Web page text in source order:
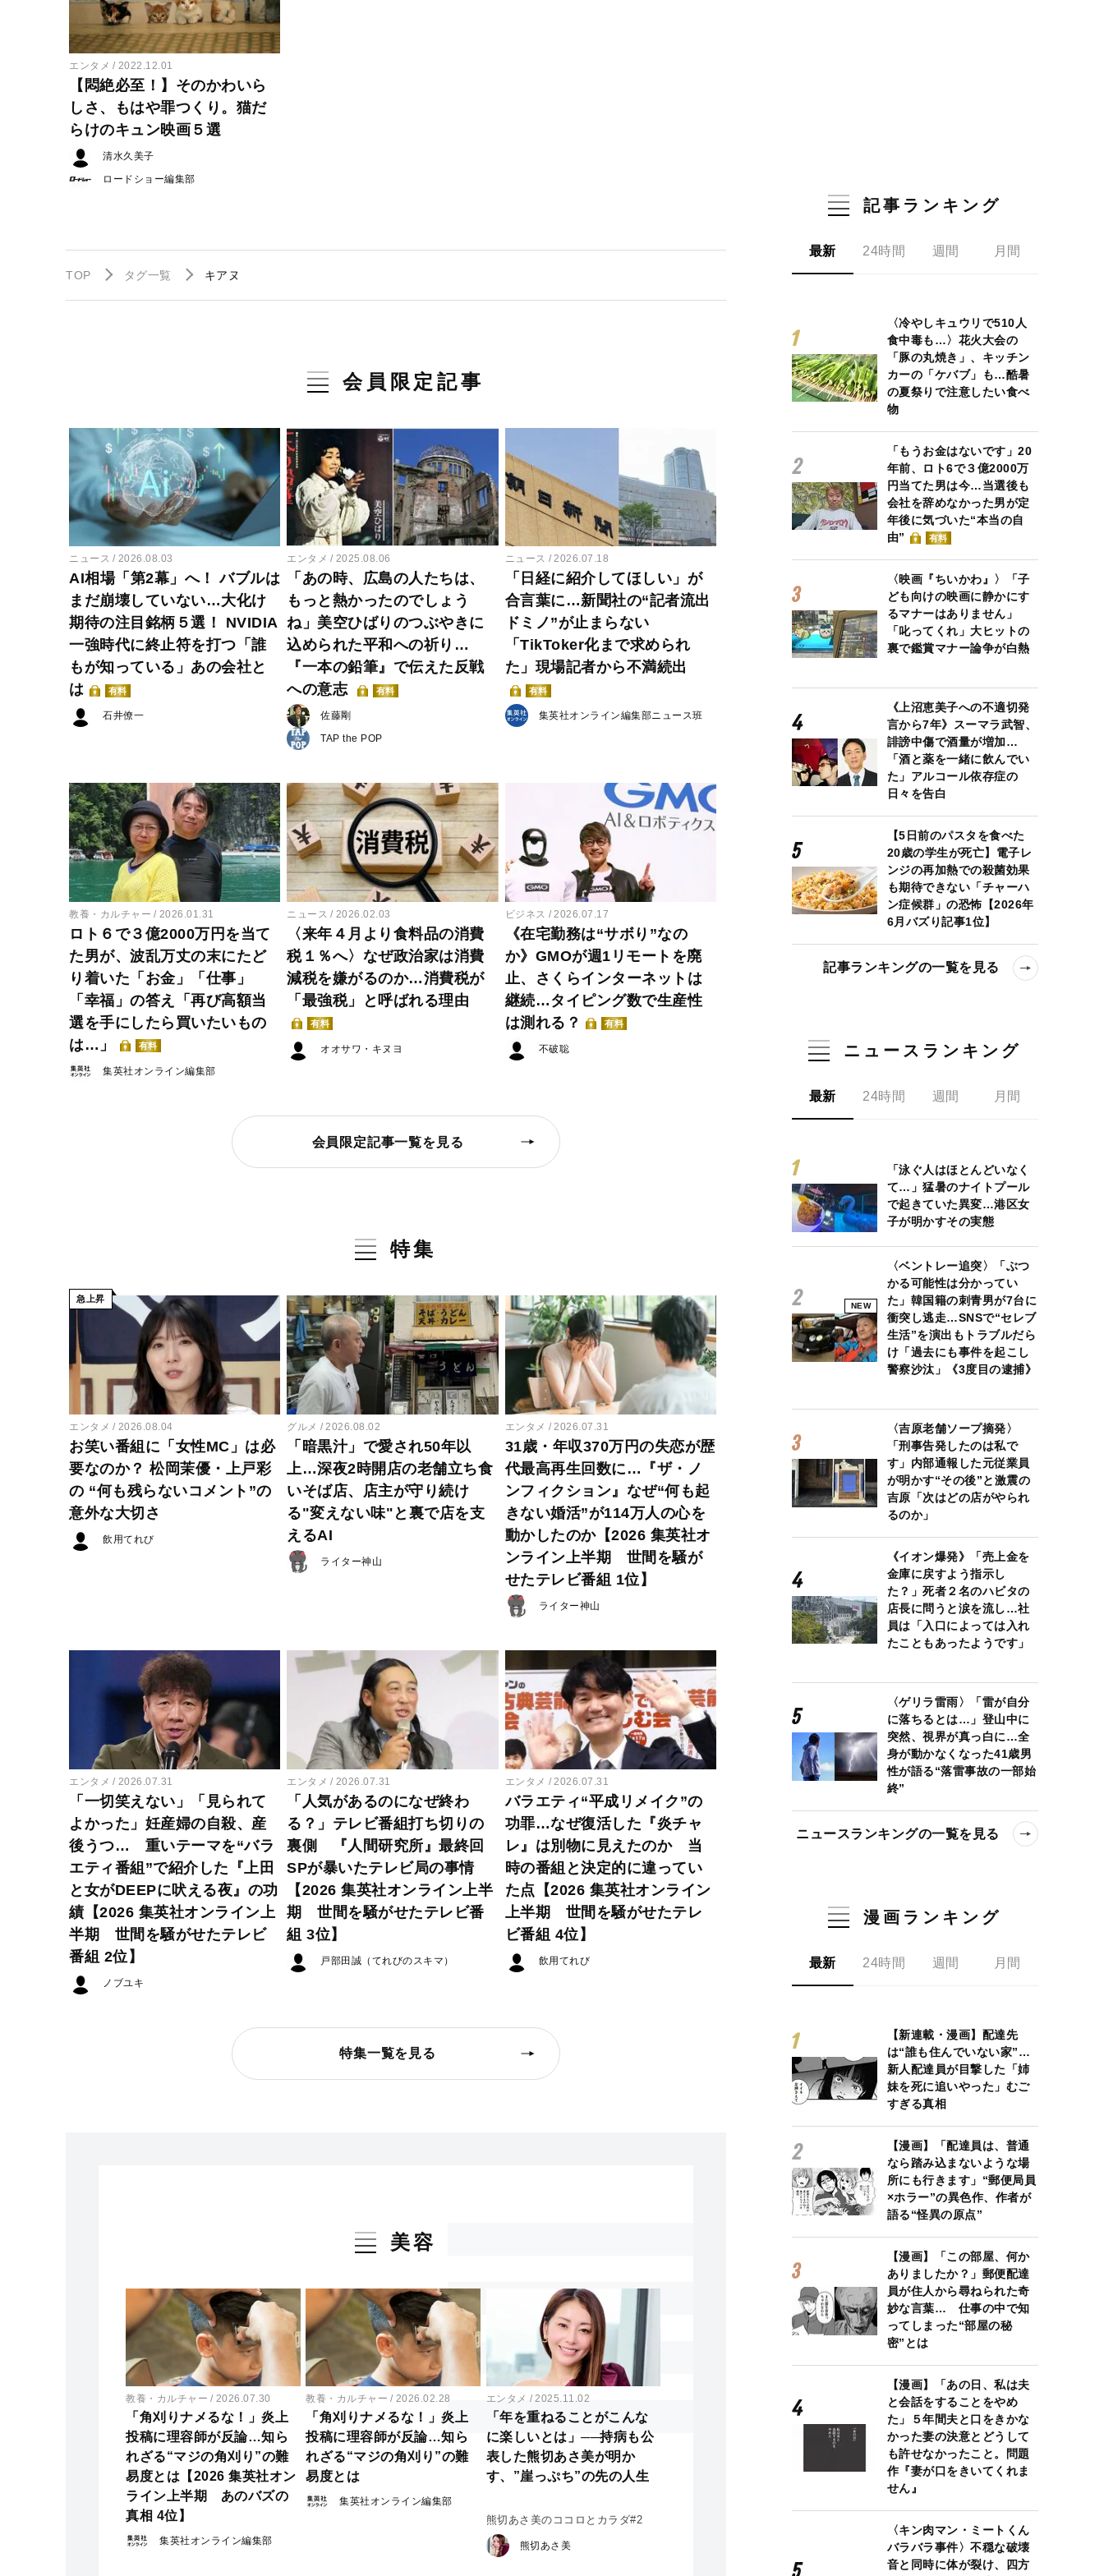
エンタメ 2022.12.01
【悶絶必至！】そのかわいら
しさ、もはや罪つくり。猫だ
らけのキュン映画５選
清水久美子
ロードショー編集部
TOP タグ一覧 キアヌ
会員限定記事
ニュース 2026.08.03
AI相場「第2幕」へ！ バブルは
まだ崩壊していない…大化け
期待の注目銘柄５選！ NVIDIA
一強時代に終止符を打つ「誰
もが知っている」あの会社と
は
有料
石井僚一
エンタメ 2025.08.06
「あの時、広島の人たちは、
もっと熱かったのでしょう
ね」美空ひばりのつぶやきに
込められた平和への祈り…
『一本の鉛筆』で伝えた反戦
への意志
有料
佐藤剛
TAP the POP
ニュース 2026.07.18
「日経に紹介してほしい」が
合言葉に…新聞社の“記者流出
ドミノ”が止まらない
「TikToker化まで求められ
た」現場記者から不満続出
有料
集英社オンライン編集部ニュース班
教養・カルチャー 2026.01.31
ロト６で３億2000万円を当て
た男が、波乱万丈の末にたど
り着いた「お金」「仕事」
「幸福」の答え「再び高額当
選を手にしたら買いたいもの
は…」
有料
集英社オンライン編集部
ニュース 2026.02.03
〈来年４月より食料品の消費
税１％へ〉なぜ政治家は消費
減税を嫌がるのか…消費税が
「最強税」と呼ばれる理由
有料
オオサワ・キヌヨ
ビジネス 2026.07.17
《在宅勤務は“サボり”なの
か》GMOが週1リモートを廃
止、さくらインターネットは
継続…タイピング数で生産性
は測れる？
有料
不破聡
会員限定記事一覧を見る
特集
急上昇
エンタメ 2026.08.04
お笑い番組に「女性MC」は必
要なのか？ 松岡茉優・上戸彩
の “何も残らないコメント”の
意外な大切さ
飲用てれび
グルメ 2026.08.02
「暗黒汁」で愛され50年以
上…深夜2時開店の老舗立ち食
いそば店、店主が守り続け
る"変えない味"と裏で店を支
えるAI
ライター神山
エンタメ 2026.07.31
31歳・年収370万円の失恋が歴
代最高再生回数に…『ザ・ノ
ンフィクション』なぜ“何も起
きない婚活”が114万人の心を
動かしたのか【2026 集英社オ
ンライン上半期 世間を騒が
せたテレビ番組 1位】
ライター神山
エンタメ 2026.07.31
「一切笑えない」「見られて
よかった」妊産婦の自殺、産
後うつ… 重いテーマを“バラ
エティ番組”で紹介した『上田
と女がDEEPに吠える夜』の功
績【2026 集英社オンライン上
半期 世間を騒がせたテレビ
番組 2位】
ノブユキ
エンタメ 2026.07.31
「人気があるのになぜ終わ
る？」テレビ番組打ち切りの
裏側 『人間研究所』最終回
SPが暴いたテレビ局の事情
【2026 集英社オンライン上半
期 世間を騒がせたテレビ番
組 3位】
戸部田誠（てれびのスキマ）
エンタメ 2026.07.31
バラエティ“平成リメイク”の
功罪…なぜ復活した『炎チャ
レ』は別物に見えたのか 当
時の番組と決定的に違ってい
た点【2026 集英社オンライン
上半期 世間を騒がせたテレ
ビ番組 4位】
飲用てれび
特集一覧を見る
美容
教養・カルチャー 2026.07.30
「角刈りナメるな！」炎上
投稿に理容師が反論…知ら
れざる“マジの角刈り”の難
易度とは【2026 集英社オン
ライン上半期 あのバズの
真相 4位】
集英社オンライン編集部
教養・カルチャー 2026.02.28
「角刈りナメるな！」炎上
投稿に理容師が反論…知ら
れざる“マジの角刈り”の難
易度とは
集英社オンライン編集部
エンタメ 2025.11.02
「年を重ねることがこんな
に楽しいとは」──持病も公
表した熊切あさ美が明か
す、”崖っぷち”の先の人生
熊切あさ美のココロとカラダ#2
熊切あさ美
記事ランキング
最新 24時間 週間 月間
〈冷やしキュウリで510人
食中毒も…〉花火大会の
「豚の丸焼き」、キッチン
カーの「ケバブ」も…酷暑
の夏祭りで注意したい食べ
物
「もうお金はないです」20
年前、ロト6で３億2000万
円当てた男は今…当選後も
会社を辞めなかった男が定
年後に気づいた“本当の自
由”
有料
〈映画『ちいかわ』〉「子
ども向けの映画に静かにす
るマナーはありません」
「叱ってくれ」大ヒットの
裏で鑑賞マナー論争が白熱
《上沼恵美子への不適切発
言から7年》スーマラ武智、
誹謗中傷で酒量が増加…
「酒と薬を一緒に飲んでい
た」アルコール依存症の
日々を告白
【5日前のパスタを食べた
20歳の学生が死亡】電子レ
ンジの再加熱での殺菌効果
も期待できない「チャーハ
ン症候群」の恐怖【2026年
6月バズり記事1位】
記事ランキングの一覧を見る
ニュースランキング
最新 24時間 週間 月間
「泳ぐ人はほとんどいなく
て…」猛暑のナイトプール
で起きていた異変…港区女
子が明かすその実態
NEW
〈ベントレー追突〉「ぶつ
かる可能性は分かってい
た」韓国籍の刺青男が7台に
衝突し逃走…SNSで“セレブ
生活”を演出もトラブルだら
け「過去にも事件を起こし
警察沙汰」《3度目の逮捕》
〈吉原老舗ソープ摘発〉
「刑事告発したのは私で
す」内部通報した元従業員
が明かす“その後”と激震の
吉原「次はどの店がやられ
るのか」
《イオン爆発》「売上金を
金庫に戻すよう指示し
た？」死者２名のハビタの
店長に問うと涙を流し…社
員は「入口によっては入れ
たこともあったようです」
〈ゲリラ雷雨〉「雷が自分
に落ちるとは…」登山中に
突然、視界が真っ白に…全
身が動かなくなった41歳男
性が語る“落雷事故の一部始
終”
ニュースランキングの一覧を見る
漫画ランキング
最新 24時間 週間 月間
【新連載・漫画】配達先
は“誰も住んでいない家”…
新人配達員が目撃した「姉
妹を死に追いやった」むご
すぎる真相
【漫画】「配達員は、普通
なら踏み込まないような場
所にも行きます」“郵便局員
×ホラー”の異色作、作者が
語る“怪異の原点”
【漫画】「この部屋、何か
ありましたか？」郵便配達
員が住人から尋ねられた奇
妙な言葉… 仕事の中で知
ってしまった“部屋の秘
密”とは
【漫画】「あの日、私は夫
と会話をすることをやめ
た」５年間夫と口をきかな
かった妻の決意とどうして
も許せなかったこと。問題
作『妻が口をきいてくれま
せん』
〈キン肉マン・ミートくん
バラバラ事件〉不穏な破壊
音と同時に体が裂け、四方